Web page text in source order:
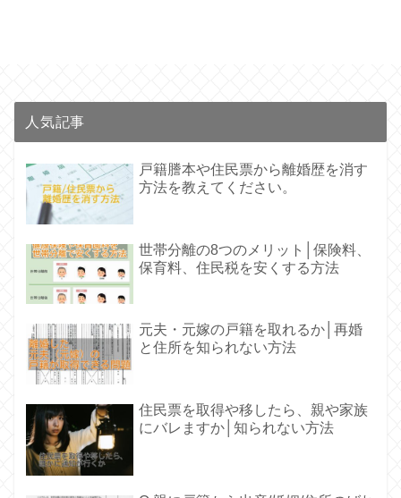
人気記事
戸籍謄本や住民票から離婚歴を消す
方法を教えてください。
世帯分離の8つのメリット│保険料、
保育料、住民税を安くする方法
元夫・元嫁の戸籍を取れるか│再婚
と住所を知られない方法
住民票を取得や移したら、親や家族
にバレますか│知られない方法